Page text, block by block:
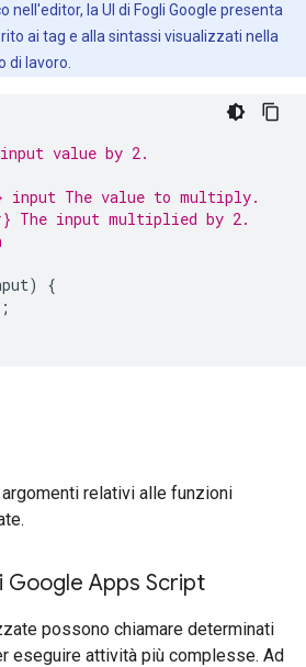
la UI di Fogli Google presenta
ai tag e alla sintassi visualizzati nella
di lavoro.
value by 2.
input The value to multiply.
The input multiplied by 2.
)
{
;
relativi alle funzioni
Google Apps Script
possono chiamare determinati
eseguire attività più complesse. Ad